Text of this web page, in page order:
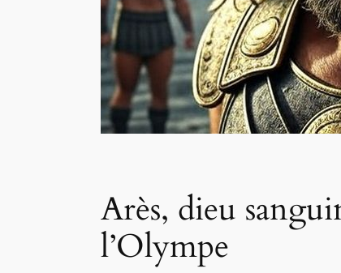
Arès, dieu
l’Olympe